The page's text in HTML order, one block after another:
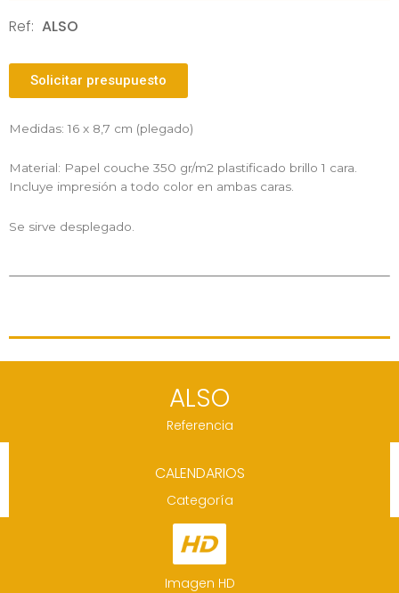
Ref: ALSO
Solicitar presupuesto
Medidas: 16 x 8,7 cm (plegado)
Material: Papel couche 350 gr/m2 plastificado brillo 1 cara.
Incluye impresión a todo color en ambas caras.
Se sirve desplegado.
ALSO
Referencia
CALENDARIOS
Categoría
Imagen HD